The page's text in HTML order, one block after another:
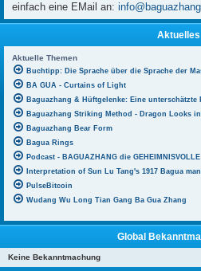
einfach eine EMail an:
Aktuelles
Aktuelle Themen
Buchtipp: Die Sprache über die Sprache der
BA GUA - Curtains of Light
Baguazhang & Hüftgelenke: Eine unterschätzte
Baguazhang Striking Method - Dragon Looks
Baguazhang Bear Form
Bagua Rings
Podcast - BAGUAZHANG die
Interpretation of Sun Lu Tang's 1917 Bagua
PulseBitcoin
Wudang Wu Long Tian Gang Ba Gua Zhang
Global
Keine Bekanntmachung